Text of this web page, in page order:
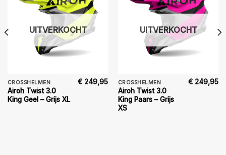
UITVERKOCHT
CROSSHELMEN
Airoh Twist 3.0
King Geel – Grijs XL
€ 249,95
UITVERKOCHT
CROSSHELMEN
Airoh Twist 3.0
King Paars – Grijs
XS
€ 249,95